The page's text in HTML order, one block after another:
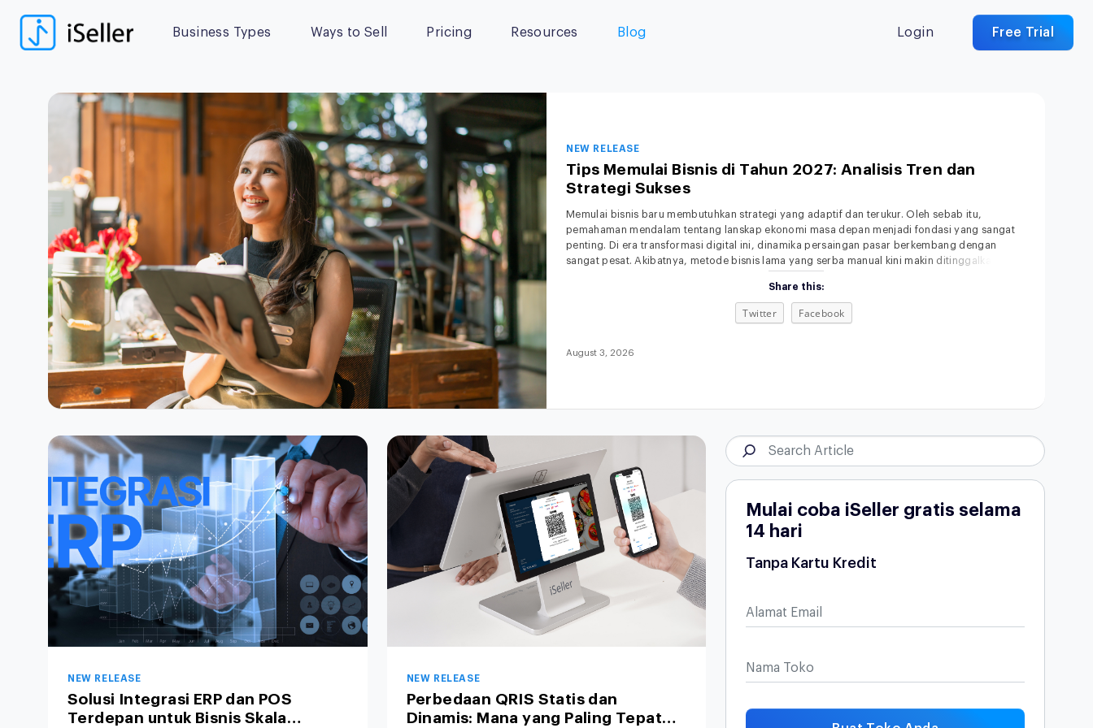
Business Types Ways to Sell Pricing Resources Blog Login Free Trial
NEW RELEASE
Tips Memulai Bisnis di Tahun 2027: Analisis Tren dan
Strategi Sukses
Memulai bisnis baru membutuhkan strategi yang adaptif dan terukur. Oleh sebab itu,
pemahaman mendalam tentang lanskap ekonomi masa depan menjadi fondasi yang sangat
penting. Di era transformasi digital ini, dinamika persaingan pasar berkembang dengan
sangat pesat. Akibatnya, metode bisnis lama yang serba manual kini makin ditinggalkan.
Share this:
Twitter Facebook
August 3, 2026
NEW RELEASE
Solusi Integrasi ERP dan POS
Terdepan untuk Bisnis Skala
NEW RELEASE
Perbedaan QRIS Statis dan
Dinamis: Mana yang Paling Tepat
Mulai coba iSeller gratis selama
14 hari
Tanpa Kartu Kredit
Alamat Email
Nama Toko